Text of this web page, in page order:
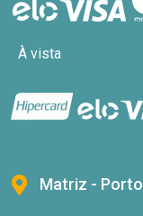
À vista
Matriz -